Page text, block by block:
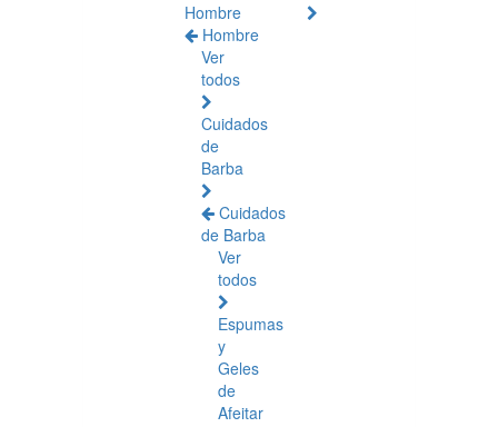
Hombre
Hombre
Ver
todos
Cuidados
de
Barba
Cuidados
de Barba
Ver
todos
Espumas
y
Geles
de
Afeitar